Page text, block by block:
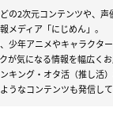
の2次元コンテンツや、
メディア「にじめん」。
少年アニメやキャラクタ
が気になる情報を幅広くお
キング・オタ活（推し活
うなコンテンツも発信して